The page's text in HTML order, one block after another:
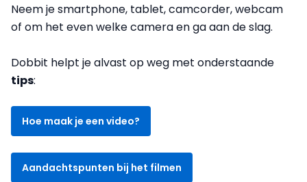
Neem je smartphone, tablet, camcorder, webcam
of om het even welke camera en ga aan de slag.
Dobbit helpt je alvast op weg met onderstaande
tips:
Hoe maak je een video?
Aandachtspunten bij het filmen